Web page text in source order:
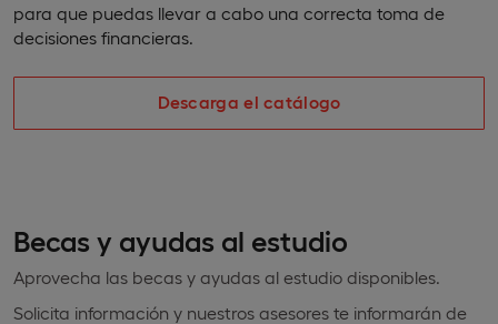
para que puedas llevar a cabo una correcta toma de
decisiones financieras.
Descarga el catálogo
Becas y ayudas al estudio
Aprovecha las becas y ayudas al estudio disponibles.
Solicita información y nuestros asesores te informarán de